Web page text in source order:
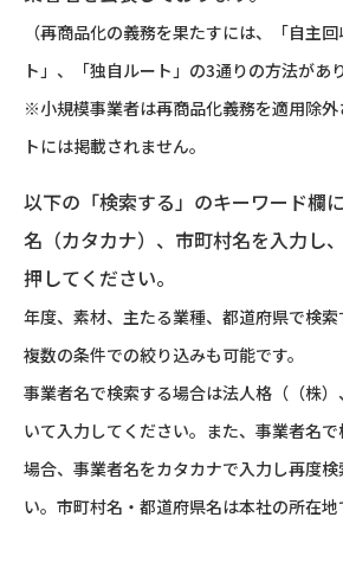
（再商品化の義務を果たすには、「自主
ト」、「独自ルート」の3通りの方法があ
※小規模事業者は再商品化義務を適用除外
トには掲載されません。
以下の「検索する」のキーワード欄
名（カタカナ）、市町村名を入力し
押してください。
年度、素材、主たる業種、都道府県で検索
複数の条件での絞り込みも可能です。
事業者名で検索する場合は法人格（（株
いて入力してください。また、事業者名
場合、事業者名をカタカナで入力し再度
い。市町村名・都道府県名は本社の所在地